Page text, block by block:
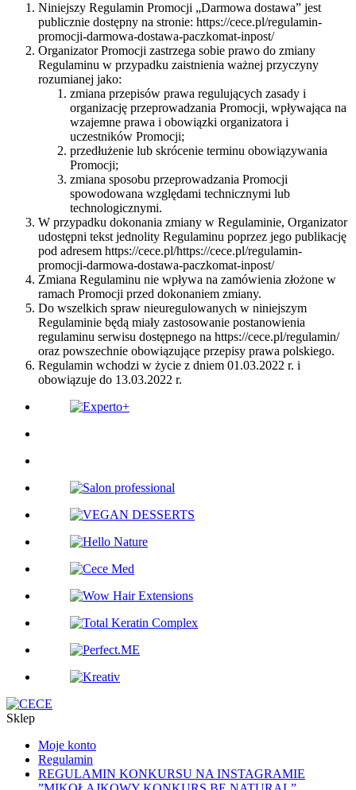
Niniejszy Regulamin Promocji „Darmowa dostawa” jest
publicznie dostępny na stronie: https://cece.pl/regulamin-
promocji-darmowa-dostawa-paczkomat-inpost/
Organizator Promocji zastrzega sobie prawo do zmiany
Regulaminu w przypadku zaistnienia ważnej przyczyny
rozumianej jako:
zmiana przepisów prawa regulujących zasady i
organizację przeprowadzania Promocji, wpływająca na
wzajemne prawa i obowiązki organizatora i
uczestników Promocji;
przedłużenie lub skrócenie terminu obowiązywania
Promocji;
zmiana sposobu przeprowadzania Promocji
spowodowana względami technicznymi lub
technologicznymi.
W przypadku dokonania zmiany w Regulaminie, Organizator
udostępni tekst jednolity Regulaminu poprzez jego publikację
pod adresem https://cece.pl/https://cece.pl/regulamin-
promocji-darmowa-dostawa-paczkomat-inpost/
Zmiana Regulaminu nie wpływa na zamówienia złożone w
ramach Promocji przed dokonaniem zmiany.
Do wszelkich spraw nieuregulowanych w niniejszym
Regulaminie będą miały zastosowanie postanowienia
regulaminu serwisu dostępnego na https://cece.pl/regulamin/
oraz powszechnie obowiązujące przepisy prawa polskiego.
Regulamin wchodzi w życie z dniem 01.03.2022 r. i
obowiązuje do 13.03.2022 r.
Sklep
Moje konto
Regulamin
REGULAMIN KONKURSU NA INSTAGRAMIE